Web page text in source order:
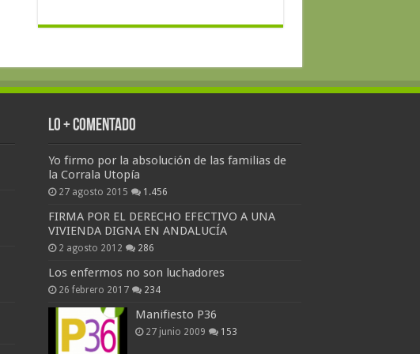
Lo + Comentado
Yo firmo por la absolución de las familias de
la Corrala Utopía
27 agosto 2015 1.456
FIRMA POR EL DERECHO EFECTIVO A UNA
VIVIENDA DIGNA EN ANDALUCÍA
2 agosto 2012 286
Los enfermos no son luchadores
26 febrero 2017 234
Manifiesto P36
27 junio 2009 153